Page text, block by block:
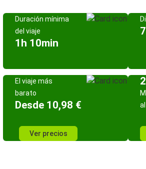
Duración mínima
del viaje
1h 10min
El viaje más
barato
Desde 10,98 €
Ver precios